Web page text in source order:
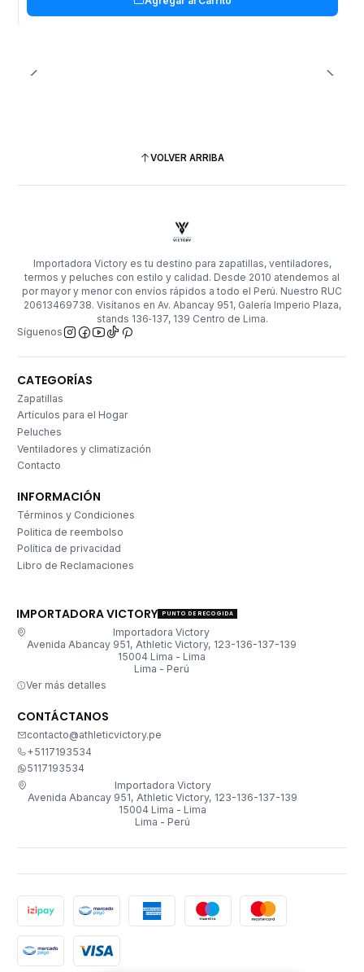
VOLVER ARRIBA
Importadora Victory es tu destino para zapatillas, ventiladores,
termos y peluches con estilo y calidad. Desde 2010 atendemos al
por mayor y menor con envíos rápidos a todo el Perú. Nuestro RUC
20613469738. Visítanos en Av. Abancay 951, Galería Imperio Plaza,
stands 136‑137, 139 Centro de Lima.
Síguenos
CATEGORÍAS
Zapatillas
Artículos para el Hogar
Peluches
Ventiladores y climatización
Contacto
INFORMACIÓN
Términos y Condiciones
Politica de reembolso
Política de privacidad
Libro de Reclamaciones
IMPORTADORA VICTORY PUNTO DE RECOGIDA
Importadora Victory
Avenida Abancay 951, Athletic Victory, 123-136-137-139
15004 Lima - Lima
Lima - Perú
Ver más detalles
CONTÁCTANOS
contacto@athleticvictory.pe
+5117193534
5117193534
Importadora Victory
Avenida Abancay 951, Athletic Victory, 123-136-137-139
15004 Lima - Lima
Lima - Perú